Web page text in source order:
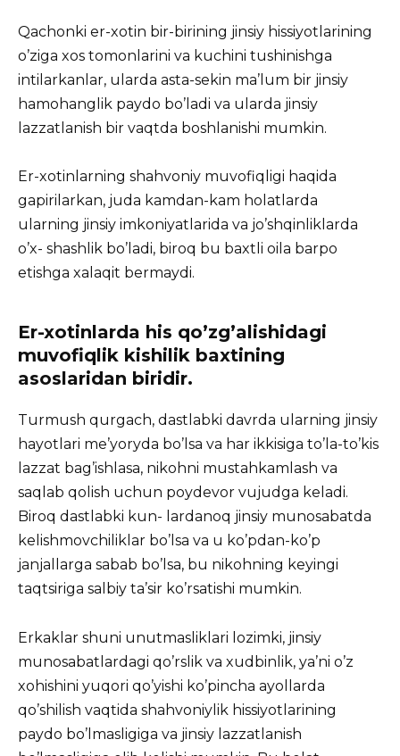
Qachonki er-xotin bir-birining jinsiy hissiyotlarining
o’ziga xos tomonlarini va kuchini tushinishga
intilarkanlar, ularda asta-sekin ma’lum bir jinsiy
hamohanglik paydo bo’ladi va ularda jinsiy
lazzatlanish bir vaqtda boshlanishi mumkin.
Er-xotinlarning shahvoniy muvofiqligi haqida
gapirilarkan, juda kamdan-kam holatlarda
ularning jinsiy imkoniyatlarida va jo’shqinliklarda
o’x- shashlik bo’ladi, biroq bu baxtli oila barpo
etishga xalaqit bermaydi.
Er-xotinlarda his qo’zg’alishidagi
muvofiqlik kishilik baxtining
asoslaridan biridir.
Turmush qurgach, dastlabki davrda ularning jinsiy
hayotlari me’yoryda bo’lsa va har ikkisiga to’la-to’kis
lazzat bag’ishlasa, nikohni mustahkamlash va
saqlab qolish uchun poydevor vujudga keladi.
Biroq dastlabki kun- lardanoq jinsiy munosabatda
kelishmovchiliklar bo’lsa va u ko’pdan-ko’p
janjallarga sabab bo’lsa, bu nikohning keyingi
taqtsiriga salbiy ta’sir ko’rsatishi mumkin.
Erkaklar shuni unutmasliklari lozimki, jinsiy
munosabatlardagi qo’rslik va xudbinlik, ya’ni o’z
xohishini yuqori qo’yishi ko’pincha ayollarda
qo’shilish vaqtida shahvoniylik hissiyotlarining
paydo bo’lmasligiga va jinsiy lazzatlanish